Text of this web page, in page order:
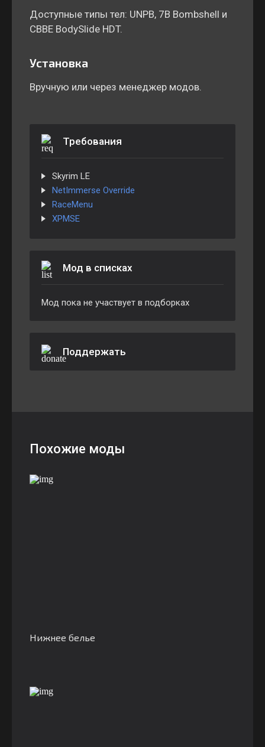
Доступные типы тел: UNPB, 7B Bombshell и
CBBE BodySlide HDT.
Установка
Вручную или через менеджер модов.
Требования
Skyrim LE
NetImmerse Override
RaceMenu
XPMSE
Мод в списках
Мод пока не участвует в подборках
Поддержать
Похожие моды
Нижнее белье